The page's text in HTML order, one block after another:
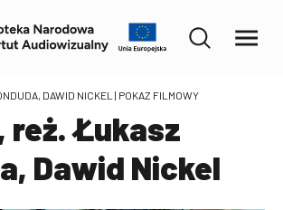
DAWID NICKEL | POKAZ FILMOWY
reż. Łukasz
Dawid Nickel